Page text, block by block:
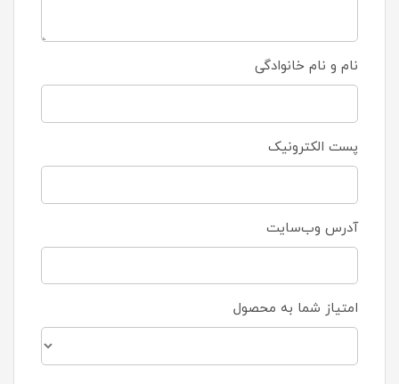
نام و نام خانوادگی
پست الکترونیک
آدرس وب‌سایت
امتیاز شما به محصول